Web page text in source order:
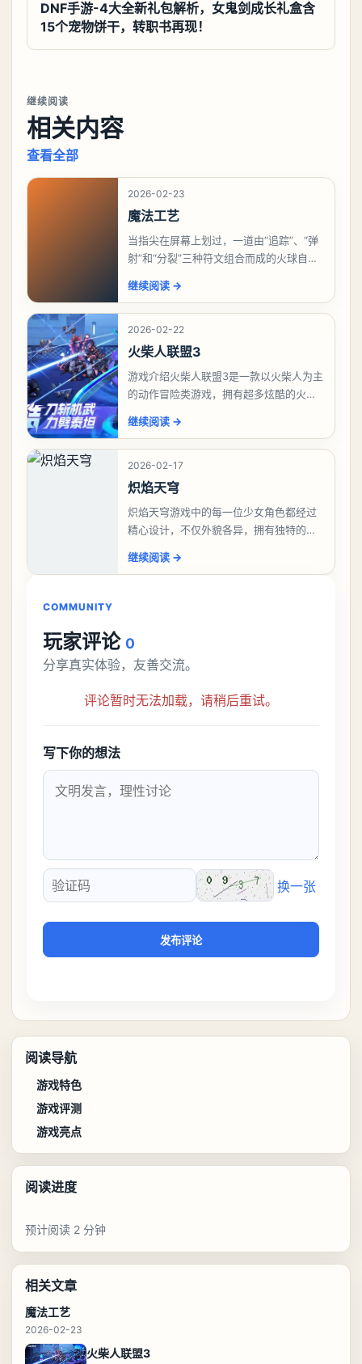
DNF手游-4大全新礼包解析，女鬼剑成长礼盒含
15个宠物饼干，转职书再现！
继续阅读
相关内容
查看全部
2026-02-23
魔法工艺
当指尖在屏幕上划过，一道由“追踪”、“弹
射”和“分裂”三种符文组合而成的火球自动
炸。这不再是想象中的魔法，而是国产独
立游戏《魔
继续阅读 →
2026-02-22
火柴人联盟3
游戏介绍火柴人联盟3是一款以火柴人为主
的动作冒险类游戏，拥有超多炫酷的火柴
控这些火柴人来战斗，自由的搭配技能连
招来战斗，华丽
继续阅读 →
2026-02-17
炽焰天穹
炽焰天穹游戏中的每一位少女角色都经过
精心设计，不仅外貌各异，拥有独特的服
事。玩家可以根据自己的喜好和游戏需
继续阅读 →
COMMUNITY
玩家评论 0
分享真实体验，友善交流。
评论暂时无法加载，请稍后重试。
写下你的想法
验证码
换一张
发布评论
阅读导航
游戏特色
游戏评测
游戏亮点
阅读进度
预计阅读 2 分钟
相关文章
魔法工艺
2026-02-23
火柴人联盟3